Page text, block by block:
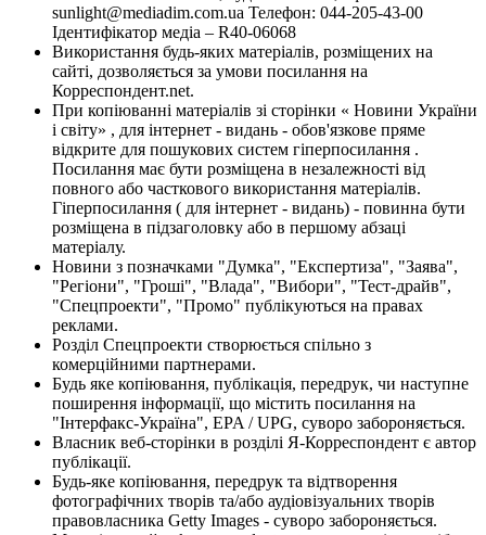
sunlight@mediadim.com.ua Телефон: 044-205-43-00
Ідентифікатор медіа – R40-06068
Використання будь-яких матеріалів, розміщених на
сайті, дозволяється за умови посилання на
Корреспондент.net.
При копіюванні матеріалів зі сторінки « Новини України
і світу» , для інтернет - видань - обов'язкове пряме
відкрите для пошукових систем гіперпосилання .
Посилання має бути розміщена в незалежності від
повного або часткового використання матеріалів.
Гіперпосилання ( для інтернет - видань) - повинна бути
розміщена в підзаголовку або в першому абзаці
матеріалу.
Новини з позначками "Думка", "Експертиза", "Заява",
"Регіони", "Гроші", "Влада", "Вибори", "Тест-драйв",
"Спецпроекти", "Промо" публікуються на правах
реклами.
Розділ Спецпроекти створюється спільно з
комерційними партнерами.
Будь яке копіювання, публікація, передрук, чи наступне
поширення інформації, що містить посилання на
"Інтерфакс-Україна", EPA / UPG, суворо забороняється.
Власник веб-сторінки в розділі Я-Корреспондент є автор
публікації.
Будь-яке копіювання, передрук та відтворення
фотографічних творів та/або аудіовізуальних творів
правовласника Getty Images - суворо забороняється.